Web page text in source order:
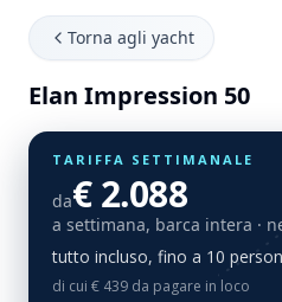
Torna agli yacht
Elan Impression 50
TARIFFA SETTIMANALE
da€ 2.088
a settimana, barca intera ·
tutto incluso, fino a 10
di cui € 439 da pagare in loco